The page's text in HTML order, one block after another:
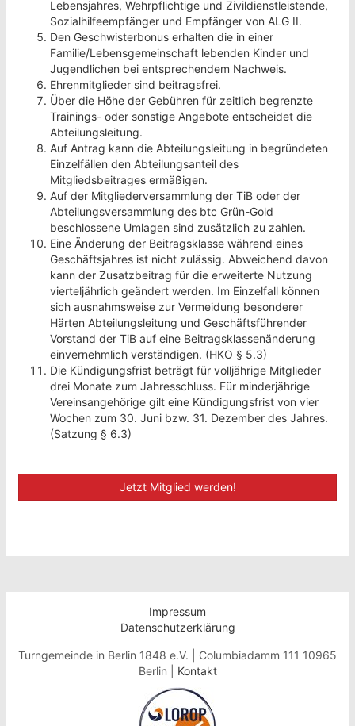
Lebensjahres, Wehrpflichtige und Zivildienstleistende,
Sozialhilfeempfänger und Empfänger von ALG II.
Den Geschwisterbonus erhalten die in einer
Familie/Lebensgemeinschaft lebenden Kinder und
Jugendlichen bei entsprechendem Nachweis.
Ehrenmitglieder sind beitragsfrei.
Über die Höhe der Gebühren für zeitlich begrenzte
Trainings- oder sonstige Angebote entscheidet die
Abteilungsleitung.
Auf Antrag kann die Abteilungsleitung in begründeten
Einzelfällen den Abteilungsanteil des
Mitgliedsbeitrages ermäßigen.
Auf der Mitgliederversammlung der TiB oder der
Abteilungsversammlung des btc Grün-Gold
beschlossene Umlagen sind zusätzlich zu zahlen.
Eine Änderung der Beitragsklasse während eines
Geschäftsjahres ist nicht zulässig. Abweichend davon
kann der Zusatzbeitrag für die erweiterte Nutzung
vierteljährlich geändert werden. Im Einzelfall können
sich ausnahmsweise zur Vermeidung besonderer
Härten Abteilungsleitung und Geschäftsführender
Vorstand der TiB auf eine Beitragsklassenänderung
einvernehmlich verständigen. (HKO § 5.3)
Die Kündigungsfrist beträgt für volljährige Mitglieder
drei Monate zum Jahresschluss. Für minderjährige
Vereinsangehörige gilt eine Kündigungsfrist von vier
Wochen zum 30. Juni bzw. 31. Dezember des Jahres.
(Satzung § 6.3)
Jetzt Mitglied werden!
Impressum
Datenschutzerklärung
Turngemeinde in Berlin 1848 e.V. | Columbiadamm 111 10965
Berlin | Kontakt